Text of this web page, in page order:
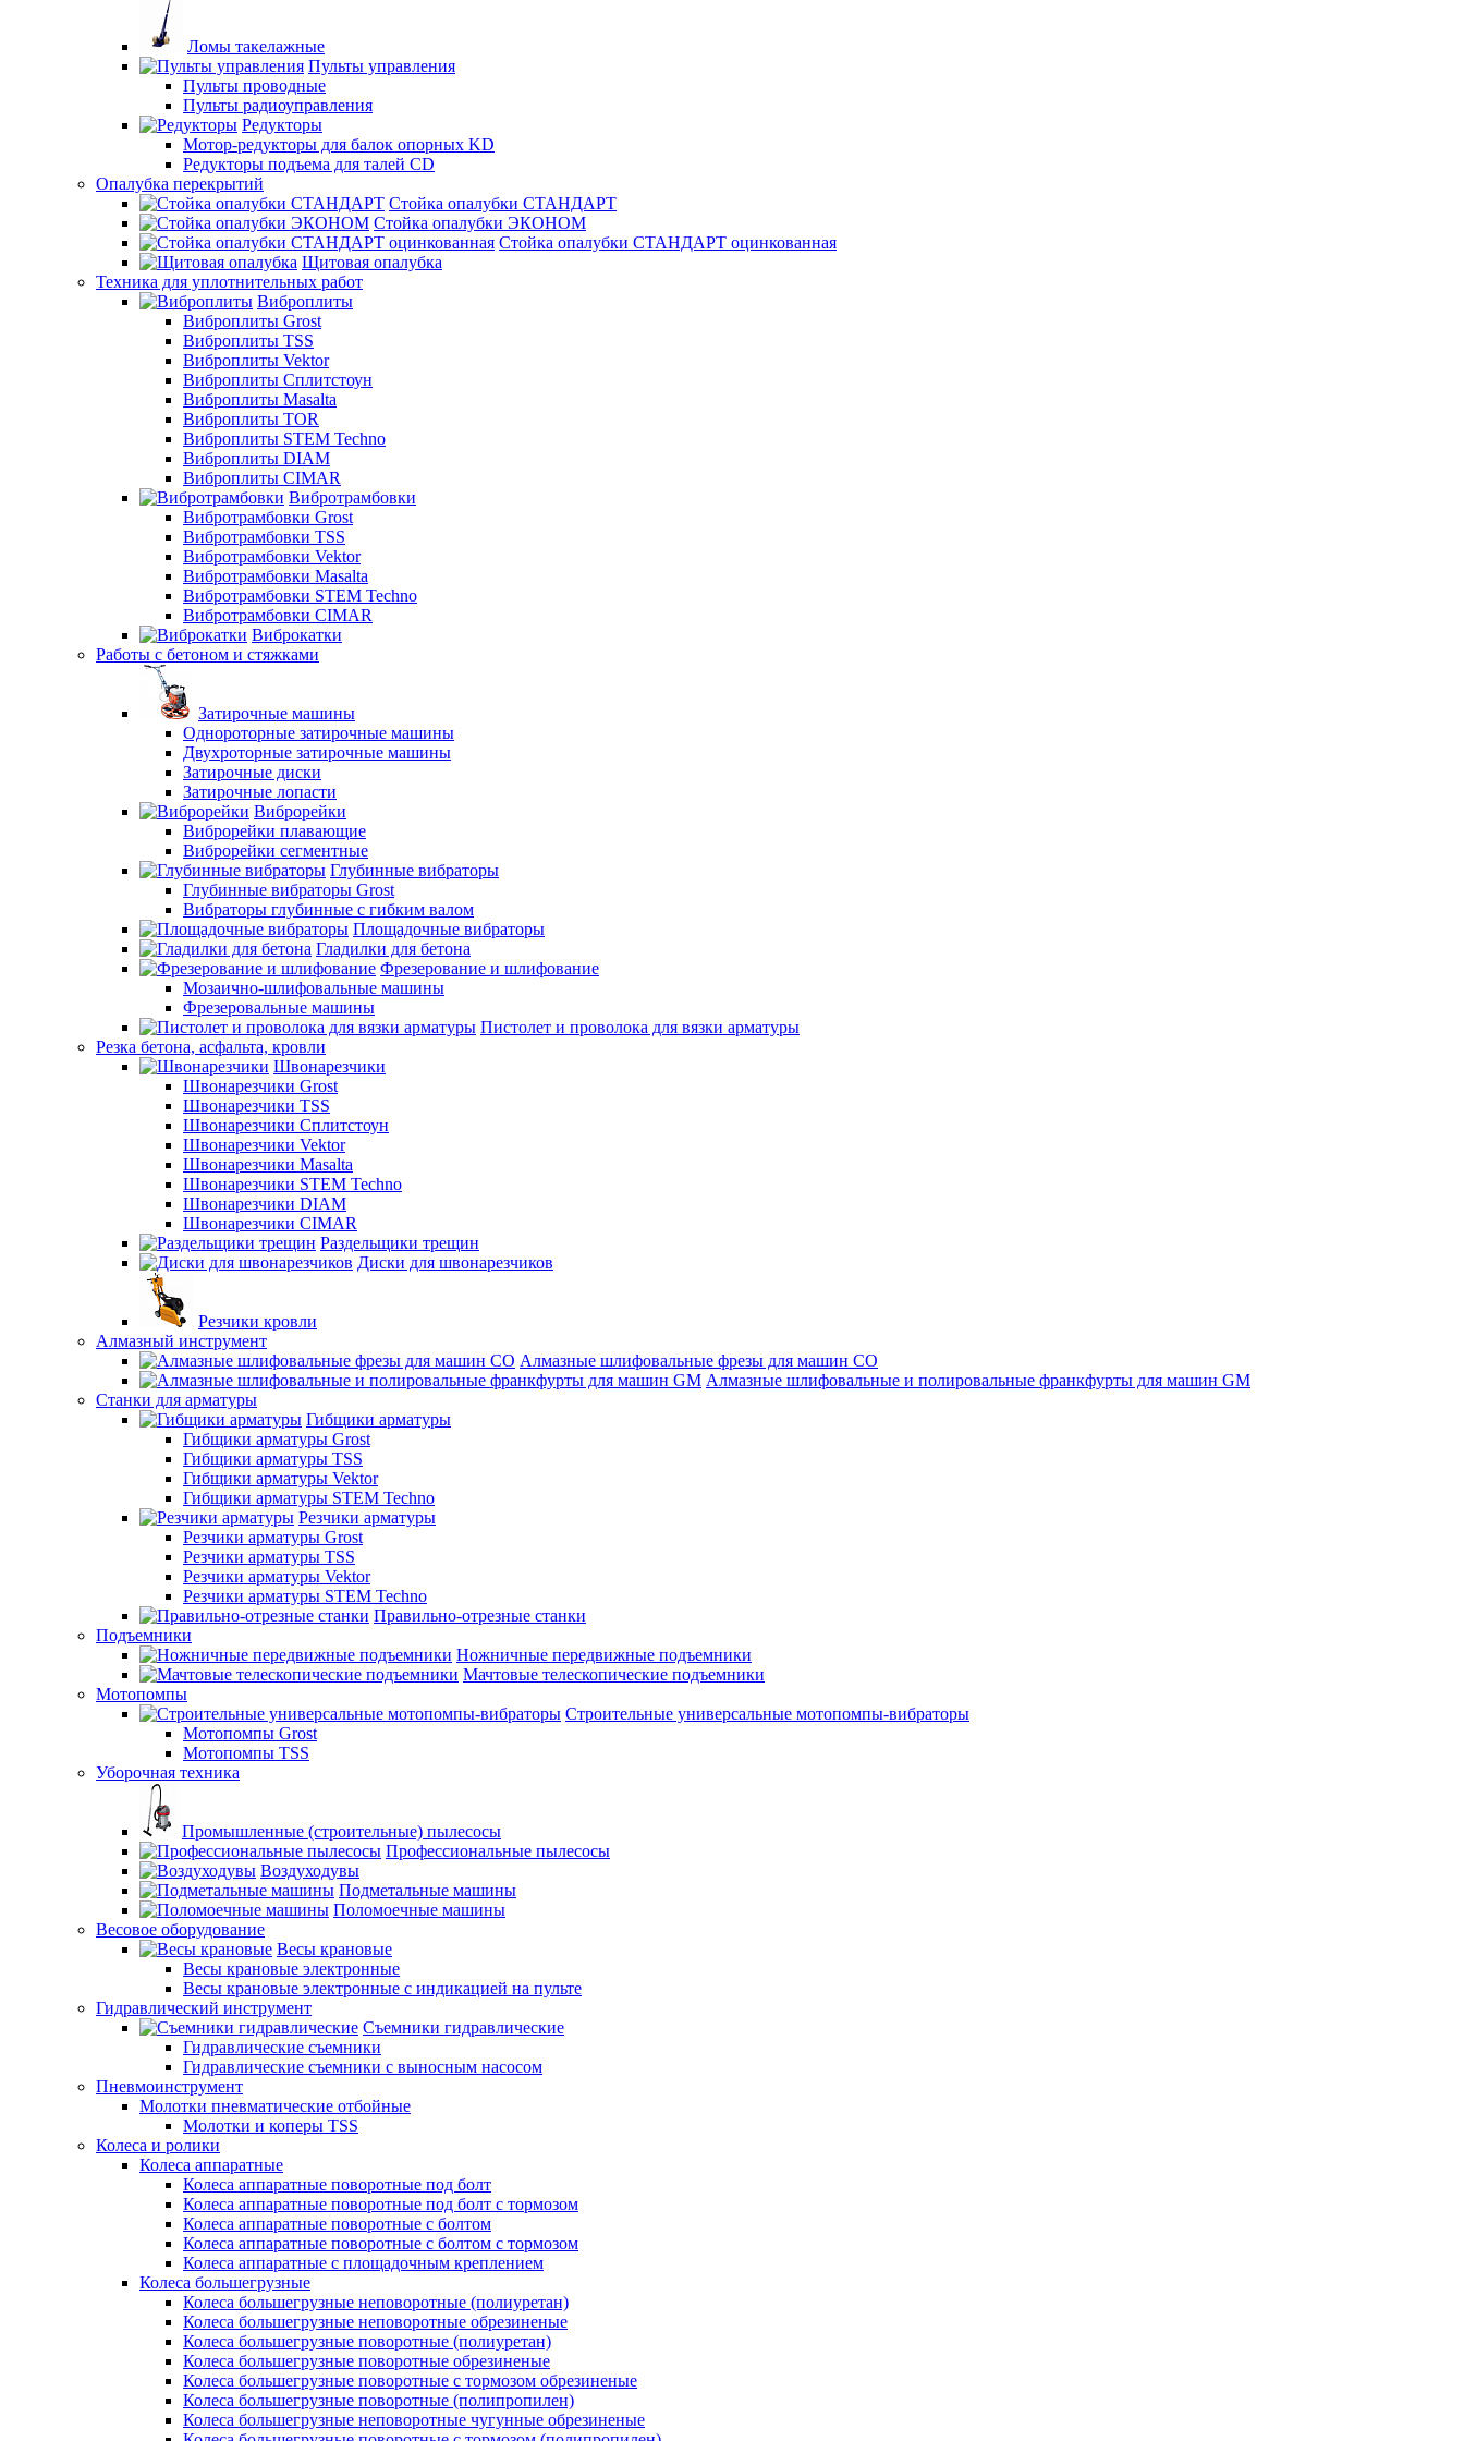
Ломы такелажные
Пульты управления
Пульты проводные
Пульты радиоуправления
Редукторы
Мотор-редукторы для балок опорных KD
Редукторы подъема для талей CD
Опалубка перекрытий
Стойка опалубки СТАНДАРТ
Стойка опалубки ЭКОНОМ
Стойка опалубки СТАНДАРТ оцинкованная
Щитовая опалубка
Техника для уплотнительных работ
Виброплиты
Виброплиты Grost
Виброплиты TSS
Виброплиты Vektor
Виброплиты Сплитстоун
Виброплиты Masalta
Виброплиты TOR
Виброплиты STEM Techno
Виброплиты DIAM
Виброплиты CIMAR
Вибротрамбовки
Вибротрамбовки Grost
Вибротрамбовки TSS
Вибротрамбовки Vektor
Вибротрамбовки Masalta
Вибротрамбовки STEM Techno
Вибротрамбовки CIMAR
Виброкатки
Работы с бетоном и стяжками
Затирочные машины
Однороторные затирочные машины
Двухроторные затирочные машины
Затирочные диски
Затирочные лопасти
Виброрейки
Виброрейки плавающие
Виброрейки сегментные
Глубинные вибраторы
Глубинные вибраторы Grost
Вибраторы глубинные с гибким валом
Площадочные вибраторы
Гладилки для бетона
Фрезерование и шлифование
Мозаично-шлифовальные машины
Фрезеровальные машины
Пистолет и проволока для вязки арматуры
Резка бетона, асфальта, кровли
Швонарезчики
Швонарезчики Grost
Швонарезчики TSS
Швонарезчики Сплитстоун
Швонарезчики Vektor
Швонарезчики Masalta
Швонарезчики STEM Techno
Швонарезчики DIAM
Швонарезчики CIMAR
Раздельщики трещин
Диски для швонарезчиков
Резчики кровли
Алмазный инструмент
Алмазные шлифовальные фрезы для машин СО
Алмазные шлифовальные и полировальные франкфурты для машин GM
Станки для арматуры
Гибщики арматуры
Гибщики арматуры Grost
Гибщики арматуры TSS
Гибщики арматуры Vektor
Гибщики арматуры STEM Techno
Резчики арматуры
Резчики арматуры Grost
Резчики арматуры TSS
Резчики арматуры Vektor
Резчики арматуры STEM Techno
Правильно-отрезные станки
Подъемники
Ножничные передвижные подъемники
Мачтовые телескопические подъемники
Мотопомпы
Строительные универсальные мотопомпы-вибраторы
Мотопомпы Grost
Мотопомпы TSS
Уборочная техника
Промышленные (строительные) пылесосы
Профессиональные пылесосы
Воздуходувы
Подметальные машины
Поломоечные машины
Весовое оборудование
Весы крановые
Весы крановые электронные
Весы крановые электронные с индикацией на пульте
Гидравлический инструмент
Съемники гидравлические
Гидравлические съемники
Гидравлические cъемники с выносным насосом
Пневмоинструмент
Молотки пневматические отбойные
Молотки и коперы TSS
Колеса и ролики
Колеса аппаратные
Колеса аппаратные поворотные под болт
Колеса аппаратные поворотные под болт с тормозом
Колеса аппаратные поворотные с болтом
Колеса аппаратные поворотные с болтом с тормозом
Колеса аппаратные с площадочным креплением
Колеса большегрузные
Колеса большегрузные неповоротные (полиуретан)
Колеса большегрузные неповоротные обрезиненые
Колеса большегрузные поворотные (полиуретан)
Колеса большегрузные поворотные обрезиненые
Колеса большегрузные поворотные с тормозом обрезиненые
Колеса большегрузные поворотные (полипропилен)
Колеса большегрузные неповоротные чугунные обрезиненые